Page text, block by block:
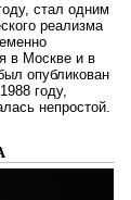
стал одним
реализма
в Москве и в
опубликован
году,
непростой.